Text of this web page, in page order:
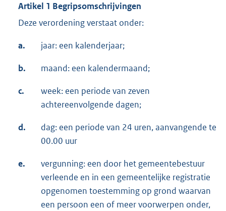
Artikel 1 Begripsomschrijvingen
Deze verordening verstaat onder:
a. jaar: een kalenderjaar;
b. maand: een kalendermaand;
c.
week: een periode van zeven
achtereenvolgende dagen;
d.
dag: een periode van 24 uren, aanvangende te
00.00 uur
e.
vergunning: een door het gemeentebestuur
verleende en in een gemeentelijke registratie
opgenomen toestemming op grond waarvan
een persoon een of meer voorwerpen onder,